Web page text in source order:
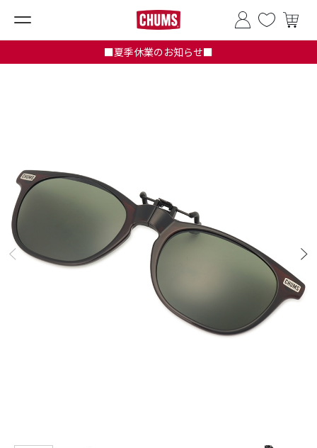
■夏季休業のお知らせ■